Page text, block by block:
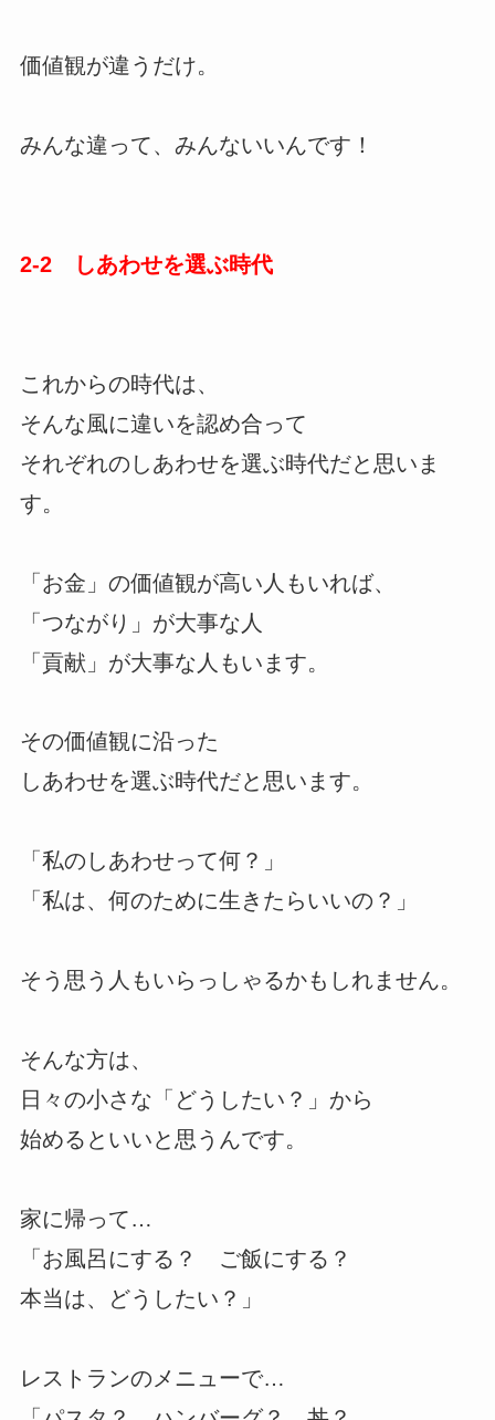
価値観が違うだけ。
みんな違って、みんないいんです！
2-2 しあわせを選ぶ時代
これからの時代は、
そんな風に違いを認め合って
それぞれのしあわせを選ぶ時代だと思いま
す。
「お金」の価値観が高い人もいれば、
「つながり」が大事な人
「貢献」が大事な人もいます。
その価値観に沿った
しあわせを選ぶ時代だと思います。
「私のしあわせって何？」
「私は、何のために生きたらいいの？」
そう思う人もいらっしゃるかもしれません。
そんな方は、
日々の小さな「どうしたい？」から
始めるといいと思うんです。
家に帰って…
「お風呂にする？ ご飯にする？
本当は、どうしたい？」
レストランのメニューで…